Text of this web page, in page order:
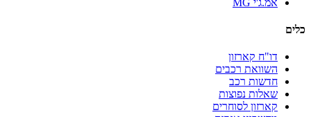
כלים
דו"ח קארזון
השוואת רכבים
חדשות רכב
שאלות נפוצות
קארזון לסוחרים